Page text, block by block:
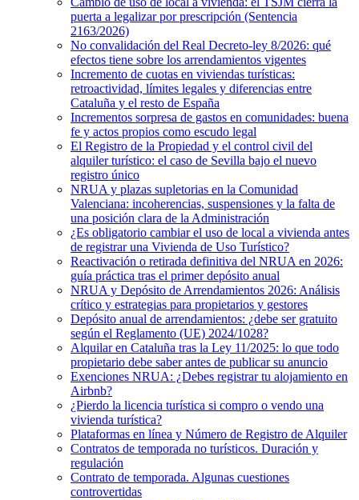
puerta a legalizar por prescripción (Sentencia
2163/2026)
No convalidación del Real Decreto-ley 8/2026: qué
efectos tiene sobre los arrendamientos vigentes
Incremento de cuotas en viviendas turísticas:
retroactividad, límites legales y diferencias entre
Cataluña y el resto de España
Incrementos sorpresa de gastos en comunidades: buena
fe y actos propios como escudo legal
El Registro de la Propiedad y el control civil del
alquiler turístico: el caso de Sevilla bajo el nuevo
registro único
NRUA y plazas supletorias en la Comunidad
Valenciana: incoherencias, suspensiones y la falta de
una posición clara de la Administración
¿Es obligatorio cambiar el uso de local a vivienda antes
de registrar una Vivienda de Uso Turístico?
Reactivación o retirada definitiva del NRUA en 2026:
guía práctica tras el primer depósito anual
NRUA y Depósito de Arrendamientos 2026: Análisis
crítico y estrategias para propietarios y gestores
Depósito anual de arrendamientos: ¿debe ser gratuito
según el Reglamento (UE) 2024/1028?
Alquilar en Cataluña tras la Ley 11/2025: lo que todo
propietario debe saber antes de publicar su anuncio
Exenciones NRUA: ¿Debes registrar tu alojamiento en
Airbnb?
¿Pierdo la licencia turística si compro o vendo una
vivienda turística?
Plataformas en línea y Número de Registro de Alquiler
Contratos de temporada no turísticos. Duración y
regulación
Contrato de temporada. Algunas cuestiones
controvertidas